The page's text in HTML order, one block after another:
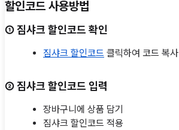
할인코드 사용방법
① 짐샤크 할인코드 확인
짐샤크 할인코드 클릭하여 코드 복사
② 짐샤크 할인코드 입력
장바구니에 상품 담기
짐샤크 할인코드 적용